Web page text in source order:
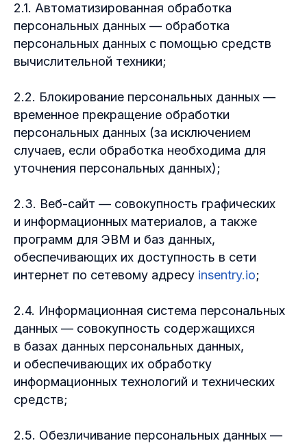
2.1. Автоматизированная обработка
персональных данных — обработка
персональных данных с помощью средств
вычислительной техники;
2.2. Блокирование персональных данных —
временное прекращение обработки
персональных данных (за исключением
случаев, если обработка необходима для
уточнения персональных данных);
2.3. Веб-сайт — совокупность графических
и информационных материалов, а также
программ для ЭВМ и баз данных,
обеспечивающих их доступность в сети
интернет по сетевому адресу insentry.io;
2.4. Информационная система персональных
данных — совокупность содержащихся
в базах данных персональных данных,
и обеспечивающих их обработку
информационных технологий и технических
средств;
2.5. Обезличивание персональных данных —